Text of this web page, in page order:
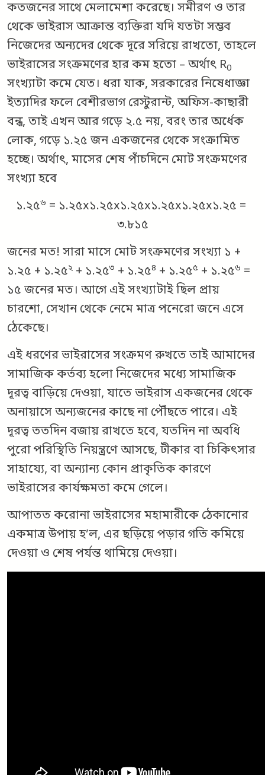
কতজনের সাথে মেলামেশা করেছে। সমীরণ ও তার
থেকে ভাইরাস আক্রান্ত ব্যক্তিরা যদি যতটা সম্ভব
নিজেদের অন্যদের থেকে দূরে সরিয়ে রাখতো, তাহলে
ভাইরাসের সংক্রমণের হার কম হতো – অর্থাৎ R0
সংখ্যাটা কমে যেত। ধরা যাক, সরকারের নিষেধাজ্ঞা
ইত্যাদির ফলে বেশীরভাগ রেস্টুরান্ট, অফিস-কাছারী
বন্ধ, তাই এখন আর গড়ে ২.৫ নয়, বরং তার অর্ধেক
লোক, গড়ে ১.২৫ জন একজনের থেকে সংক্রামিত
হচ্ছে। অর্থাৎ, মাসের শেষ পাঁচদিনে মোট সংক্রমণের
সংখ্যা হবে
১.২৫৬ = ১.২৫x১.২৫x১.২৫x১.২৫x১.২৫x১.২৫ =
৩.৮১৫
জনের মত! সারা মাসে মোট সংক্রমণের সংখ্যা ১ +
১.২৫ + ১.২৫২ + ১.২৫৩ + ১.২৫৪ + ১.২৫৫ + ১.২৫৬ =
১৫ জনের মত। আগে এই সংখ্যাটাই ছিল প্রায়
চারশো, সেখান থেকে নেমে মাত্র পনেরো জনে এসে
ঠেকেছে।
এই ধরণের ভাইরাসের সংক্রমণ রুখতে তাই আমাদের
সামাজিক কর্তব্য হলো নিজেদের মধ্যে সামাজিক
দূরত্ব বাড়িয়ে দেওয়া, যাতে ভাইরাস একজনের থেকে
অনায়াসে অন্যজনের কাছে না পৌঁছতে পারে। এই
দূরত্ব ততদিন বজায় রাখতে হবে, যতদিন না অবধি
পুরো পরিস্থিতি নিয়ন্ত্রণে আসছে, টীকার বা চিকিৎসার
সাহায্যে, বা অন্যান্য কোন প্রাকৃতিক কারণে
ভাইরাসের কার্যক্ষমতা কমে গেলে।
আপাতত করোনা ভাইরাসের মহামারীকে ঠেকানোর
একমাত্র উপায় হ’ল, এর ছড়িয়ে পড়ার গতি কমিয়ে
দেওয়া ও শেষ পর্যন্ত থামিয়ে দেওয়া।